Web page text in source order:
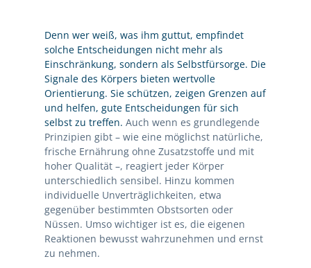
Denn wer weiß, was ihm guttut, empfindet
solche Entscheidungen nicht mehr als
Einschränkung, sondern als Selbstfürsorge. Die
Signale des Körpers bieten wertvolle
Orientierung. Sie schützen, zeigen Grenzen auf
und helfen, gute Entscheidungen für sich
selbst zu treffen. Auch wenn es grundlegende
Prinzipien gibt – wie eine möglichst natürliche,
frische Ernährung ohne Zusatzstoffe und mit
hoher Qualität –, reagiert jeder Körper
unterschiedlich sensibel. Hinzu kommen
individuelle Unverträglichkeiten, etwa
gegenüber bestimmten Obstsorten oder
Nüssen. Umso wichtiger ist es, die eigenen
Reaktionen bewusst wahrzunehmen und ernst
zu nehmen.